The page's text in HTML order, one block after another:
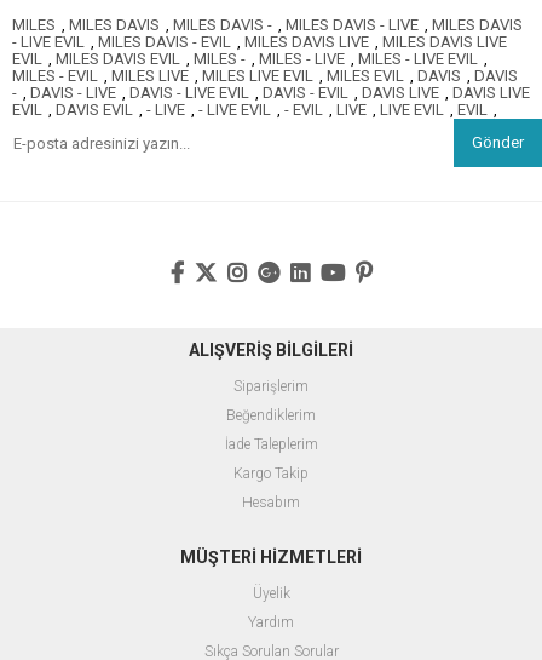
MILES , MILES DAVIS , MILES DAVIS - , MILES DAVIS - LIVE , MILES DAVIS
- LIVE EVIL , MILES DAVIS - EVIL , MILES DAVIS LIVE , MILES DAVIS LIVE
EVIL , MILES DAVIS EVIL , MILES - , MILES - LIVE , MILES - LIVE EVIL ,
MILES - EVIL , MILES LIVE , MILES LIVE EVIL , MILES EVIL , DAVIS , DAVIS
- , DAVIS - LIVE , DAVIS - LIVE EVIL , DAVIS - EVIL , DAVIS LIVE , DAVIS LIVE
EVIL , DAVIS EVIL , - LIVE , - LIVE EVIL , - EVIL , LIVE , LIVE EVIL , EVIL ,
Gönder
ALIŞVERİŞ BİLGİLERİ
Siparişlerim
Beğendiklerim
İade Taleplerim
Kargo Takip
Hesabım
MÜŞTERİ HİZMETLERİ
Üyelik
Yardım
Sıkça Sorulan Sorular